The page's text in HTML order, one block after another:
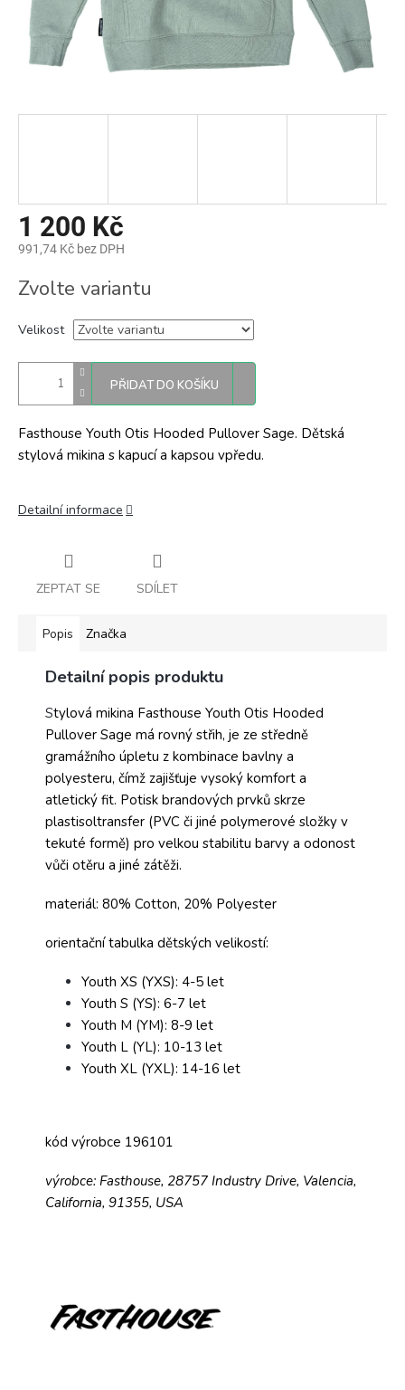
1 200 Kč
991,74 Kč bez DPH
cena:
Zvolte variantu
Velikost
PŘIDAT DO KOŠÍKU
Fasthouse Youth Otis Hooded Pullover Sage. Dětská
stylová mikina s kapucí a kapsou vpředu.
Detailní informace
ZEPTAT SE SDÍLET
Popis Značka
Detailní popis produktu
Stylová mikina Fasthouse Youth Otis Hooded
Pullover Sage má rovný střih, je ze středně
gramážního úpletu z kombinace bavlny a
polyesteru, čímž zajišťuje vysoký komfort a
atletický fit. Potisk brandových prvků skrze
plastisoltransfer (PVC či jiné polymerové složky v
tekuté formě) pro velkou stabilitu barvy a odonost
vůči otěru a jiné zátěži.
materiál: 80% Cotton, 20% Polyester
orientační tabulka dětských velikostí:
Youth XS (YXS): 4-5 let
Youth S (YS): 6-7 let
Youth M (YM): 8-9 let
Youth L (YL): 10-13 let
Youth XL (YXL): 14-16 let
kód výrobce 196101
výrobce: Fasthouse, 28757 Industry Drive, Valencia,
California, 91355, USA